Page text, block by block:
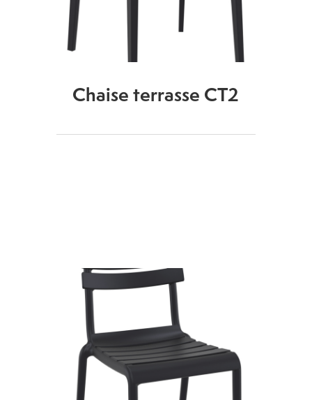
Chaise terrasse CT2